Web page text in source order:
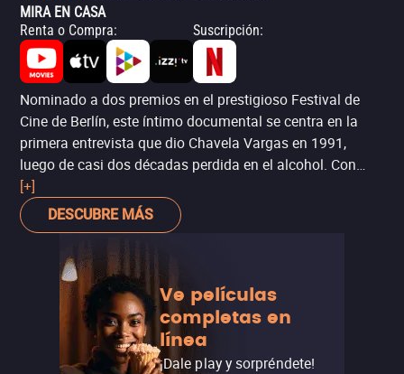
MIRA EN CASA
Renta o Compra: Suscripción:
Nominado a dos premios en el prestigioso Festival de
Cine de Berlín, este íntimo documental se centra en la
primera entrevista que dio Chavela Vargas en 1991,
luego de casi dos décadas perdida en el alcohol. Con
imágenes nunca antes vistas y entrevistas con
colaboradores como el gran cineasta Pedro Almodóvar,
Chavelaes una mirada cálida y melancólica a una
ámbitos en los que fue tan pionera como rebelde.
[+]
DESCUBRE MÁS
Ve películas
completas en
línea
¡Dale play y sorpréndete!